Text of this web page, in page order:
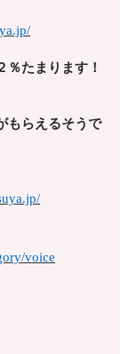
たまります！
もらえるそうで
voice